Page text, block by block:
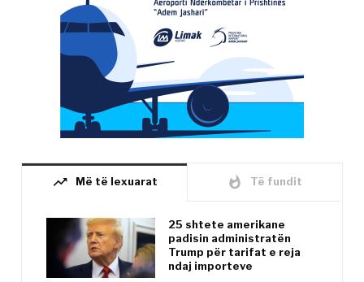
trending_up Më të lexuarat whatshot Të fundit
25 shtete amerikane
padisin administratën
Trump për tarifat e reja
ndaj importeve